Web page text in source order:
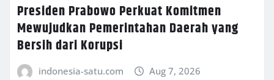
Presiden Prabowo Perkuat Komitmen
Mewujudkan Pemerintahan Daerah yang
Bersih dari Korupsi
indonesia-satu.com Aug 7, 2026